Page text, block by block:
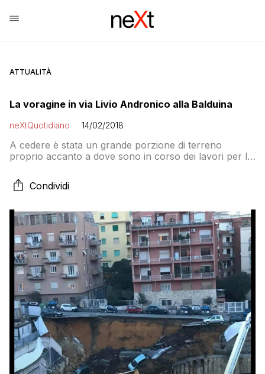
ATTUALITÀ
La voragine in via Livio Andronico alla Balduina
neXtQuotidiano 14/02/2018
A cedere è stata un grande porzione di terreno
proprio accanto a dove sono in corso dei lavori per la
tutto le auto inghiottite
Condividi